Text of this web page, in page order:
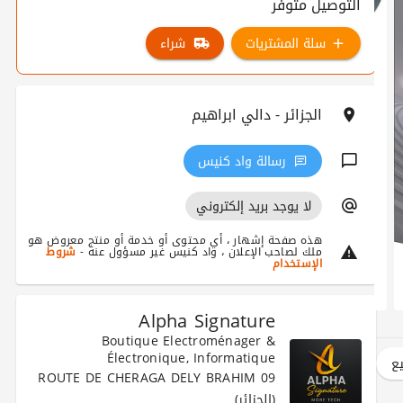
سلة المشتريات شراء
الجزائر - دالي ابراهيم
رسالة واد كنيس
لا يوجد بريد إلكتروني
هذه صفحة إشهار ، أي محتوى أو خدمة أو منتج معروض هو
ملك لصاحب الإعلان ، واد كنيس غير مسؤول عنه - شروط
الإستخدام
Alpha Signature
Boutique Electroménager &
Électronique, Informatique
09 ROUTE DE CHERAGA DELY BRAHIM